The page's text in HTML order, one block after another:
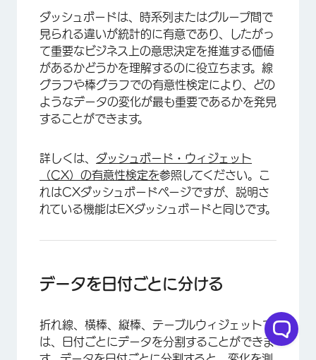
ダッシュボードは、時系列またはグループ間で
見られる違いが統計的に有意であり、したがっ
て重要なビジネス上の意思決定を推進する価値
があるかどうかを理解するのに役立ちます。線
グラフや棒グラフでの有意性検定により、どの
ようなデータの変化が最も重要であるかを発見
することができます。
詳しくは、 ダッシュボード・ウィジェット
（CX）の有意性検定を参照してください。こ
れはCXダッシュボードページですが、説明さ
れている機能はEXダッシュボードと同じです。
データを日付ごとに分ける
折れ線、横棒、縦棒、テーブルウィジェットで
は、日付ごとにデータを分割することができま